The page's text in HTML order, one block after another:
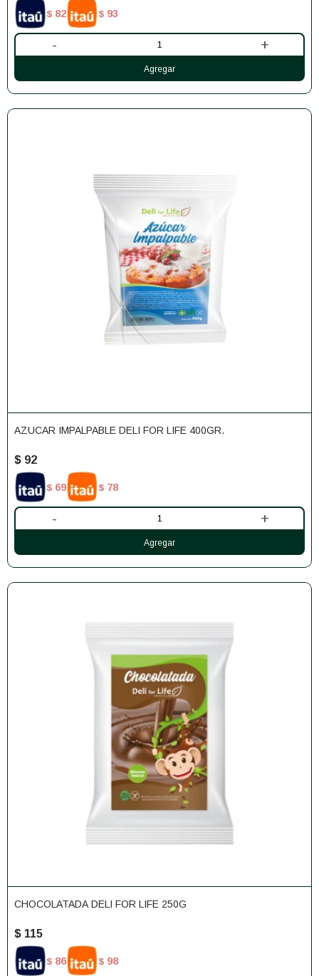
$ 82 $ 93
- +
AZUCAR IMPALPABLE DELI FOR LIFE 400GR.
$ 92
$ 69 $ 78
- +
CHOCOLATADA DELI FOR LIFE 250G
$ 115
$ 86 $ 98